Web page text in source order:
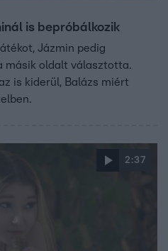
is bepróbálkozik
Jázmin pedig
másik oldalt választotta.
is kiderül, Balázs miért
2:37